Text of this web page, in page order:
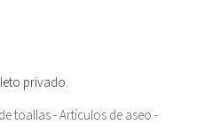
privado.
toallas - Artículos de aseo -